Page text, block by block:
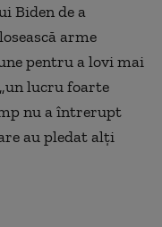
Biden de a
arme
pentru a lovi mai
lucru foarte
nu a întrerupt
au pledat alţi